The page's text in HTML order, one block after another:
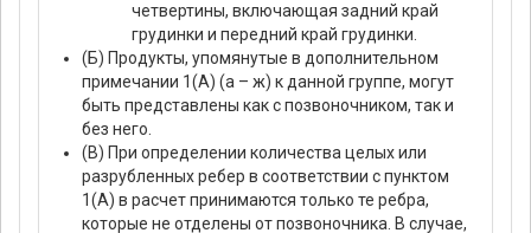
четвертины, включающая задний край
грудинки и передний край грудинки.
(Б) Продукты, упомянутые в дополнительном
примечании 1(А) (а – ж) к данной группе, могут
быть представлены как с позвоночником, так и
без него.
(В) При определении количества целых или
разрубленных ребер в соответствии с пунктом
1(А) в расчет принимаются только те ребра,
которые не отделены от позвоночника. В случае,